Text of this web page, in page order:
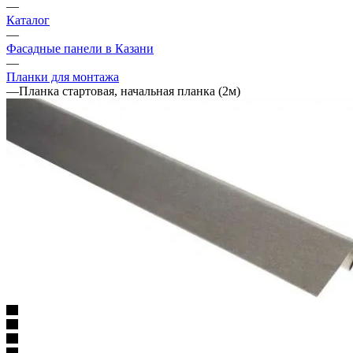
—
Каталог
—
Фасадные панели в Казани
—
Планки для монтажа
—Планка стартовая, начальная планка (2м)